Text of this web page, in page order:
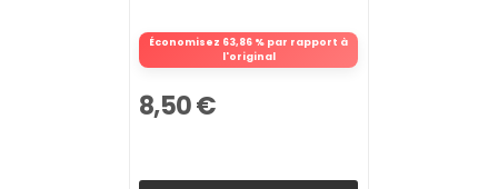
Économisez 63,86 % par rapport à
l'original
8,50 €